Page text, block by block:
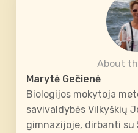
About
Marytė Gečienė
Biologijos mokytoja
savivaldybės Vilkyškių
gimnazijoje, dirbanti su